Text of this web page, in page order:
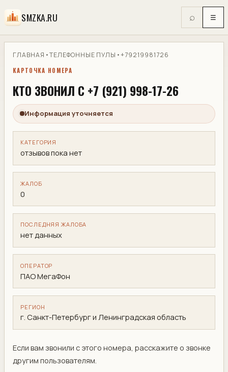
SMZKA.RU ⌕ ☰
ГЛАВНАЯ •ТЕЛЕФОННЫЕ ПУЛЫ •+79219981726
КАРТОЧКА НОМЕРА
КТО ЗВОНИЛ С +7 (921) 998-17-26
Информация уточняется
КАТЕГОРИЯ
отзывов пока нет
ЖАЛОБ
0
ПОСЛЕДНЯЯ ЖАЛОБА
нет данных
ОПЕРАТОР
ПАО МегаФон
РЕГИОН
г. Санкт-Петербург и Ленинградская область
Если вам звонили с этого номера, расскажите о звонке
другим пользователям.